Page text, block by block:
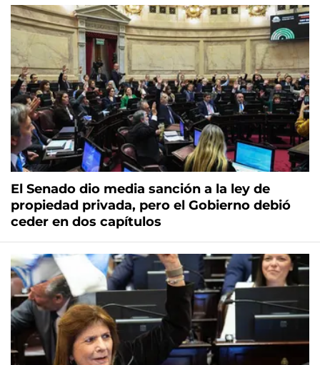
El Senado dio media sanción a la ley de
propiedad privada, pero el Gobierno debió
ceder en dos capítulos